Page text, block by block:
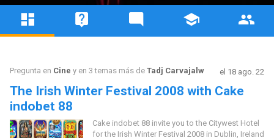
Pregunta en Cine y en 3 temas más de Tadj Carvajalw el 18 ago. 22
The Irish Winter Festival 2008 with Cake
indobet 88
Cake indobet 88 invite you to the Citywest Hotel
for the Irish Winter Festival 2008 in Dublin, Ireland